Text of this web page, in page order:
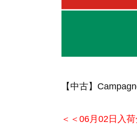
【中古】
＜＜06月02日入荷